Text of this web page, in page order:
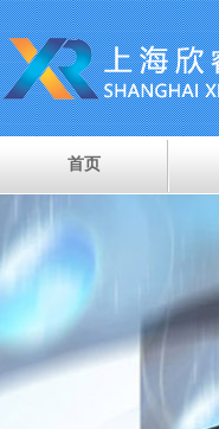
首页